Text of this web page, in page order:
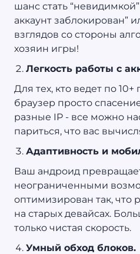
шанс стать
аккаунт заблокирован”
взглядов со стороны
хозяин игры!
Легкость работы с
Для тех, кто ведет по
браузер просто
разные IP - все можно
париться, что вас
Адаптивность и
Ваш андроид
неограниченными
оптимизирован так, что
на старых девайсах.
только чистая скорость.
Умный обход блоков.